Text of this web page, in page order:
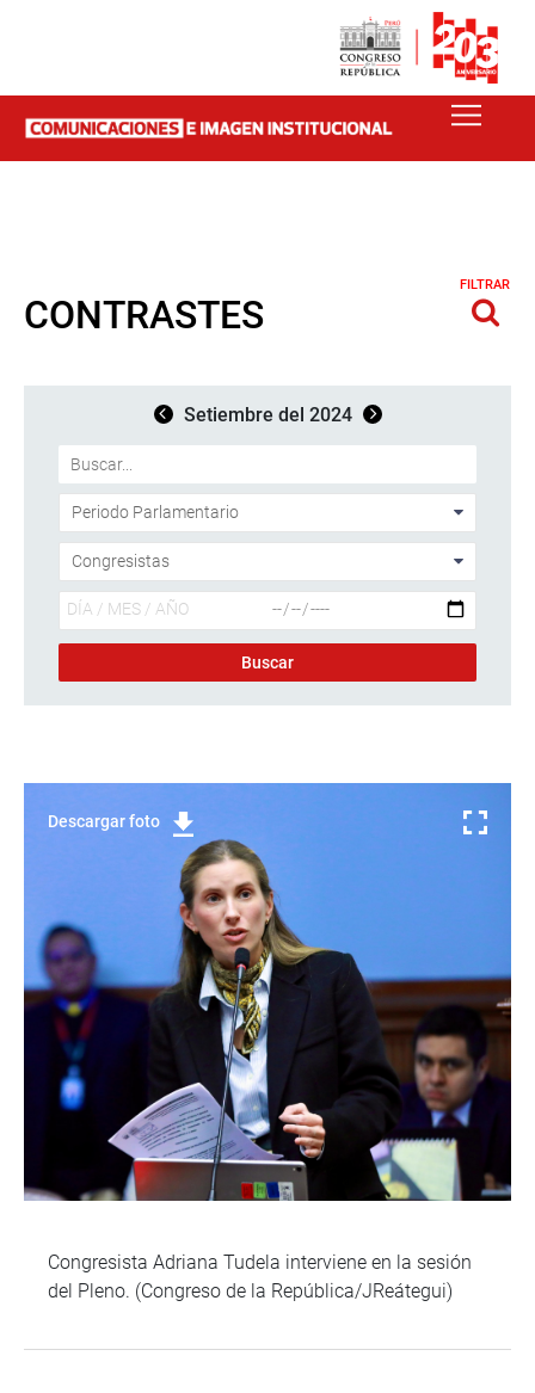
CONTRASTES
FILTRAR
Setiembre del 2024
Descargar foto
Congresista Adriana Tudela interviene en la sesión
del Pleno. (Congreso de la República/JReátegui)